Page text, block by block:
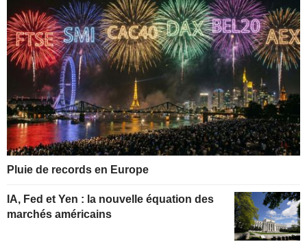
Pluie de records en Europe
IA, Fed et Yen : la nouvelle équation des
marchés américains